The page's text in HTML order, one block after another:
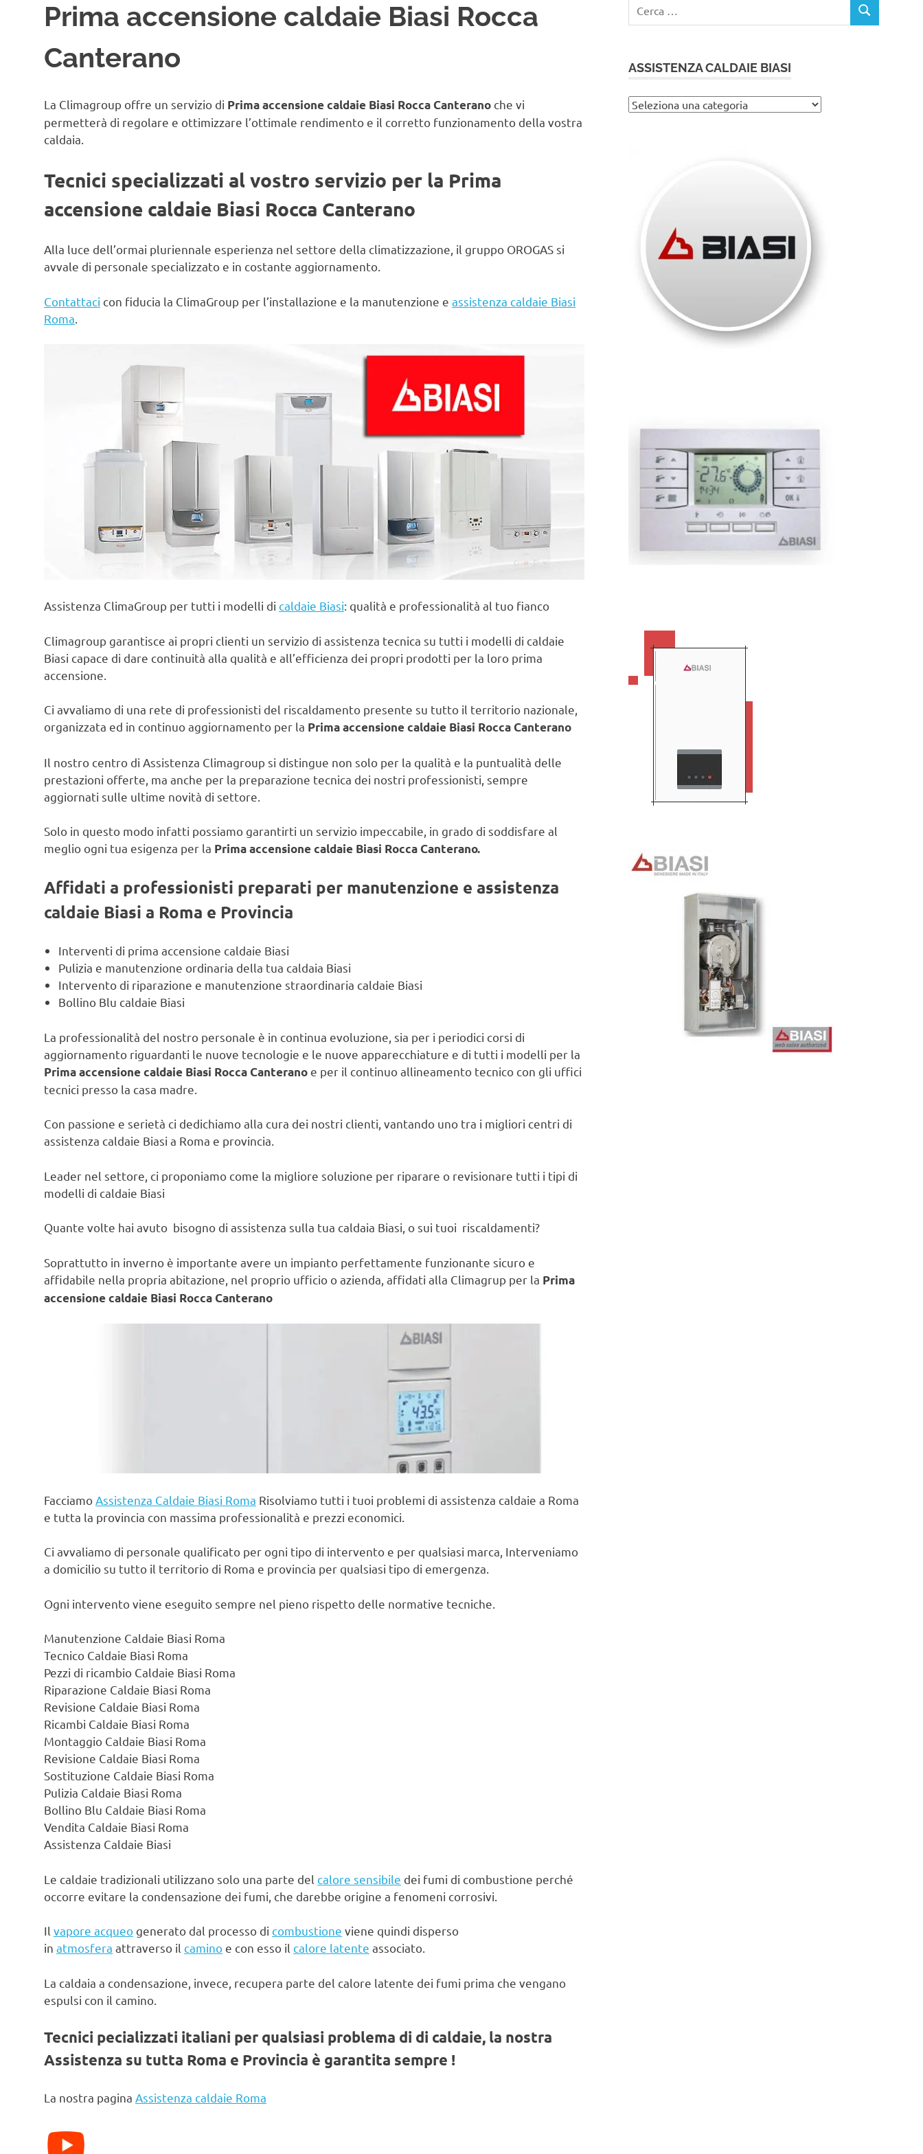
Prima accensione caldaie Biasi Rocca
Canterano
La Climagroup offre un servizio di Prima accensione caldaie Biasi Rocca Canterano che vi
permetterà di regolare e ottimizzare l’ottimale rendimento e il corretto funzionamento della vostra
caldaia.
Tecnici specializzati al vostro servizio per la Prima
accensione caldaie Biasi Rocca Canterano
Alla luce dell’ormai pluriennale esperienza nel settore della climatizzazione, il gruppo OROGAS si
avvale di personale specializzato e in costante aggiornamento.
Contattaci con fiducia la ClimaGroup per l’installazione e la manutenzione e assistenza caldaie Biasi
Roma
Assistenza ClimaGroup per tutti i modelli di caldaie Biasi: qualità e professionalità al tuo fianco
Climagroup garantisce ai propri clienti un servizio di assistenza tecnica su tutti i modelli di caldaie
Biasi capace di dare continuità alla qualità e all’efficienza dei propri prodotti per la loro prima
accensione.
Ci avvaliamo di una rete di professionisti del riscaldamento presente su tutto il territorio nazionale,
organizzata ed in continuo aggiornamento per la Prima accensione caldaie Biasi Rocca Canterano
Il nostro centro di Assistenza Climagroup si distingue non solo per la qualità e la puntualità delle
prestazioni offerte, ma anche per la preparazione tecnica dei nostri professionisti, sempre
aggiornati sulle ultime novità di settore.
Solo in questo modo infatti possiamo garantirti un servizio impeccabile, in grado di soddisfare al
meglio ogni tua esigenza per la Prima accensione caldaie Biasi Rocca Canterano.
Affidati a professionisti preparati per manutenzione e assistenza
caldaie Biasi a Roma e Provincia
Interventi di prima accensione caldaie Biasi
Pulizia e manutenzione ordinaria della tua caldaia Biasi
Intervento di riparazione e manutenzione straordinaria caldaie Biasi
Bollino Blu caldaie Biasi
La professionalità del nostro personale è in continua evoluzione, sia per i periodici corsi di
aggiornamento riguardanti le nuove tecnologie e le nuove apparecchiature e di tutti i modelli per la
Prima accensione caldaie Biasi Rocca Canterano e per il continuo allineamento tecnico con gli uffici
tecnici presso la casa madre.
Con passione e serietà ci dedichiamo alla cura dei nostri clienti, vantando uno tra i migliori centri di
assistenza caldaie Biasi a Roma e provincia.
Leader nel settore, ci proponiamo come la migliore soluzione per riparare o revisionare tutti i tipi di
modelli di caldaie Biasi
Quante volte hai avuto bisogno di assistenza sulla tua caldaia Biasi, o sui tuoi riscaldamenti?
Soprattutto in inverno è importante avere un impianto perfettamente funzionante sicuro e
affidabile nella propria abitazione, nel proprio ufficio o azienda, affidati alla Climagrup per la Prima
accensione caldaie Biasi Rocca Canterano
Facciamo Assistenza Caldaie Biasi Roma Risolviamo tutti i tuoi problemi di assistenza caldaie a Roma
e tutta la provincia con massima professionalità e prezzi economici.
Ci avvaliamo di personale qualificato per ogni tipo di intervento e per qualsiasi marca, Interveniamo
a domicilio su tutto il territorio di Roma e provincia per qualsiasi tipo di emergenza.
Ogni intervento viene eseguito sempre nel pieno rispetto delle normative tecniche.
Manutenzione Caldaie Biasi Roma
Tecnico Caldaie Biasi Roma
Pezzi di ricambio Caldaie Biasi Roma
Riparazione Caldaie Biasi Roma
Revisione Caldaie Biasi Roma
Ricambi Caldaie Biasi Roma
Montaggio Caldaie Biasi Roma
Revisione Caldaie Biasi Roma
Sostituzione Caldaie Biasi Roma
Pulizia Caldaie Biasi Roma
Bollino Blu Caldaie Biasi Roma
Vendita Caldaie Biasi Roma
Assistenza Caldaie Biasi
Le caldaie tradizionali utilizzano solo una parte del calore sensibile dei fumi di combustione perché
occorre evitare la condensazione dei fumi, che darebbe origine a fenomeni corrosivi.
Il vapore acqueo generato dal processo di combustione viene quindi disperso
in atmosfera attraverso il camino e con esso il calore latente associato.
La caldaia a condensazione, invece, recupera parte del calore latente dei fumi prima che vengano
espulsi con il camino.
Tecnici pecializzati italiani per qualsiasi problema di di caldaie, la nostra
Assistenza su tutta Roma e Provincia è garantita sempre !
La nostra pagina Assistenza caldaie Roma
per:
CERCA
ASSISTENZA CALDAIE BIASI
Assistenza